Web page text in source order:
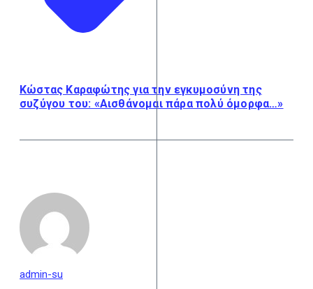
Κώστας Καραφώτης για την εγκυμοσύνη της
συζύγου του: «Αισθάνομαι πάρα πολύ όμορφα…»
admin-su